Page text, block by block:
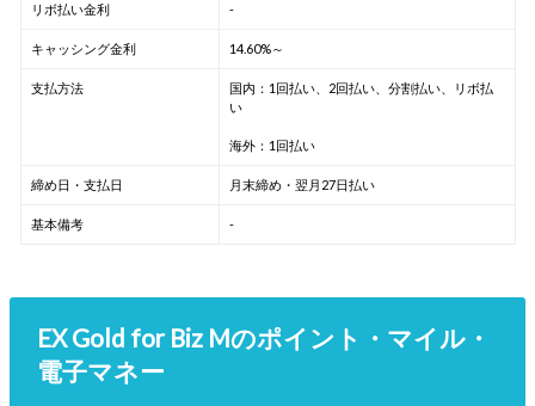
リボ払い金利 -
キャッシング金利 14.60%～
支払方法
国内：1回払い、2回払い、分割払い、リボ払
い
海外：1回払い
締め日・支払日 月末締め・翌月27日払い
基本備考 -
EX Gold for Biz Mのポイント・マイル・
電子マネー